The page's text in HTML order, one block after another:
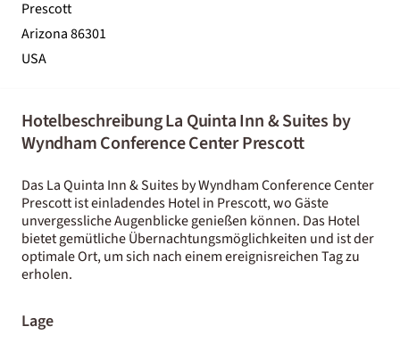
Prescott
Arizona 86301
USA
Hotelbeschreibung La Quinta Inn & Suites by
Wyndham Conference Center Prescott
Das La Quinta Inn & Suites by Wyndham Conference Center
Prescott ist einladendes Hotel in Prescott, wo Gäste
unvergessliche Augenblicke genießen können. Das Hotel
bietet gemütliche Übernachtungsmöglichkeiten und ist der
optimale Ort, um sich nach einem ereignisreichen Tag zu
erholen.
Lage